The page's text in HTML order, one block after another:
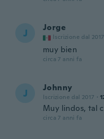
J Jorge
Iscrizione dal 2017
muy bien
circa 7 anni fa
J Johnny
Iscrizione dal 2017 ·
Muy lindos, tal
circa 7 anni fa